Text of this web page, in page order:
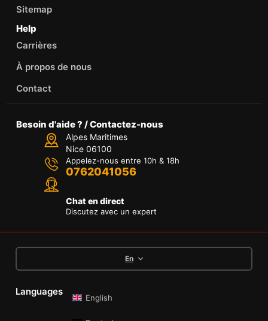
Sitemap
Help
Carrières
À propos de nous
Contact
Besoin d'aide ? / Contactez-nous
Alpes Maritimes
Nice 06100
Appelez-nous entre 10h & 18h
0762041056
Chat en direct
Discutez avec un expert
En
Languages
English